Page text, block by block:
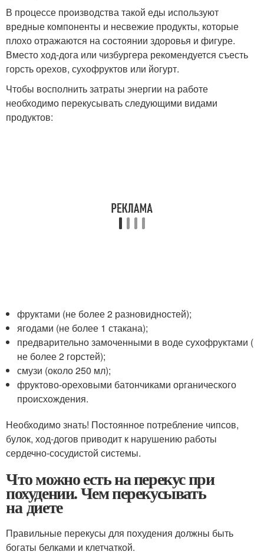
В процессе производства такой еды используют
вредные компоненты и несвежие продукты, которые
плохо отражаются на состоянии здоровья и фигуре.
Вместо ход-дога или чизбургера рекомендуется съесть
горсть орехов, сухофруктов или йогурт.
Чтобы восполнить затраты энергии на работе
необходимо перекусывать следующими видами
продуктов:
фруктами (не более 2 разновидностей);
ягодами (не более 1 стакана);
предварительно замоченными в воде сухофруктами (
не более 2 горстей);
смузи (около 250 мл);
фруктово-ореховыми батончиками органического
происхождения.
Необходимо знать! Постоянное потребление чипсов,
булок, ход-догов приводит к нарушению работы
сердечно-сосудистой системы.
Что можно есть на перекус при
похудении. Чем перекусывать
на диете
Правильные перекусы для похудения должны быть
богаты белками и клетчаткой.